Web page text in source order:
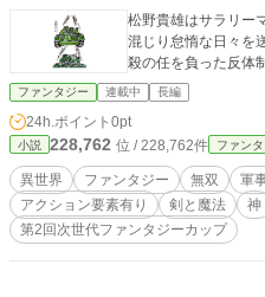
松野貴雄はサラリー
混じり怠惰な日々を
殺の任を負った反体
ファンタジー 連載中 長編
24h.ポイント 0pt
小説 228,762 位 / 228,762件 ファン
異世界 ファンタジー 無双 軍
アクション要素有り
剣と魔法 神
第2回次世代ファンタジーカップ